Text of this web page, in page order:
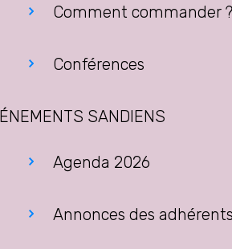
Comment commander ?
Conférences
SANDIENS
Agenda 2026
Annonces des